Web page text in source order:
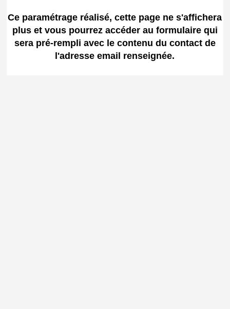
Ce paramétrage réalisé, cette page ne s'affichera
plus et vous pourrez accéder au formulaire qui
sera pré-rempli avec le contenu du contact de
l'adresse email renseignée.